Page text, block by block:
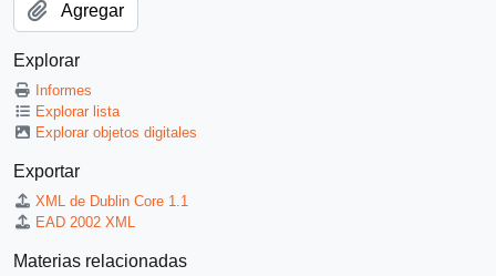
Agregar
Explorar
Informes
Explorar lista
Explorar objetos digitales
Exportar
XML de Dublin Core 1.1
EAD 2002 XML
Materias relacionadas